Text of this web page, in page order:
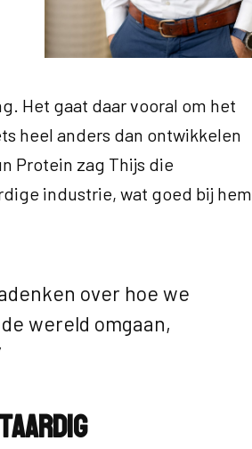
Het gaat daar vooral om het
heel anders dan ontwikkelen
Protein zag Thijs die
industrie, wat goed bij hem
over hoe we
wereld omgaan,